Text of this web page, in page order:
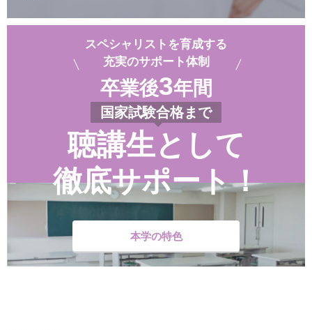
スペシャリストを育成する
充実のサポート体制
卒業後3年間
国家試験合格まで
聴講生として
徹底サポート！
本学の特色